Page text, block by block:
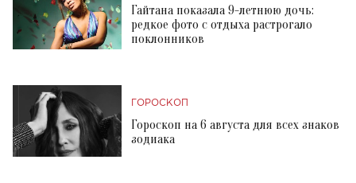
Гайтана показала 9-летнюю дочь:
редкое фото с отдыха растрогало
поклонников
ГОРОСКОП
Гороскоп на 6 августа для всех знаков
зодиака